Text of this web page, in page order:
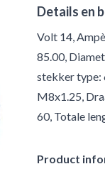
Details en
Volt 14,
85.00,
stekker type:
M8x1.25,
60, Totale
Product